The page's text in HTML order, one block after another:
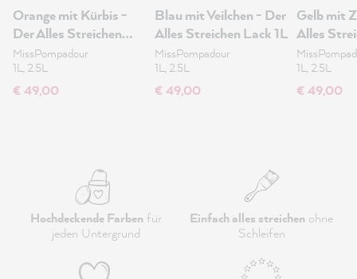
Orange mit Kürbis -
Der Alles Streichen
Lack 1L
MissPompadour
1L, 2.5L
€ 49,00
Blau mit Veilchen - Der
Alles Streichen Lack 1L
MissPompadour
1L, 2.5L
€ 49,00
Gelb mit
Alles
1L, 2.5L
€ 49,00
Hochdeckende Farbenfür
jeden Untergrund
Einfach alles streichen ohne
Schleifen